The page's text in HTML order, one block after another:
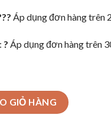
Áp dụng đơn hàng trên
: ?Áp dụng đơn hàng trên
GIỎ HÀNG